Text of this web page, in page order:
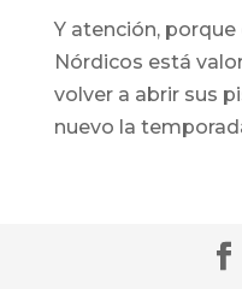
Y atención,
Nórdicos está
volver a abrir sus
nuevo la